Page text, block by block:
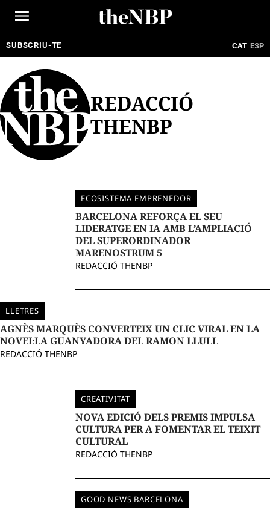
SUBSCRIU-TE CAT ESP
REDACCIÓ
THENBP
ECOSISTEMA EMPRENEDOR
BARCELONA REFORÇA EL SEU
LIDERATGE EN IA AMB L’AMPLIACIÓ
DEL SUPERORDINADOR
MARENOSTRUM 5
REDACCIÓ THENBP
LLETRES
AGNÈS MARQUÈS CONVERTEIX UN CLIC VIRAL EN LA
NOVEL·LA GUANYADORA DEL RAMON LLULL
REDACCIÓ THENBP
CREATIVITAT
NOVA EDICIÓ DELS PREMIS IMPULSA
CULTURA PER A FOMENTAR EL TEIXIT
CULTURAL
REDACCIÓ THENBP
GOOD NEWS BARCELONA